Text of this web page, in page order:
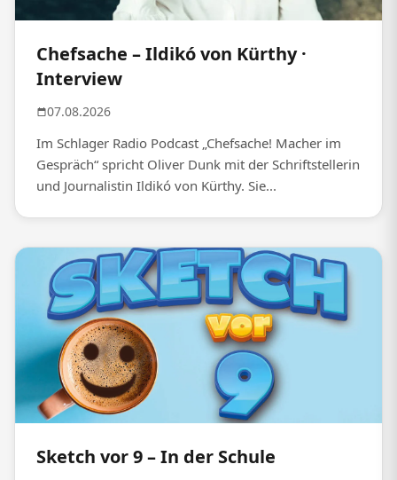
Chefsache – Ildikó von Kürthy ·
Interview
07.08.2026
Im Schlager Radio Podcast „Chefsache! Macher im
Gespräch“ spricht Oliver Dunk mit der Schriftstellerin
und Journalistin Ildikó von Kürthy. Sie...
Sketch vor 9 – In der Schule